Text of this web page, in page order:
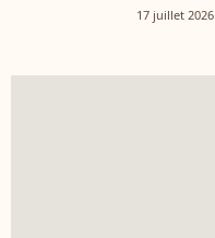
17 juillet 2026